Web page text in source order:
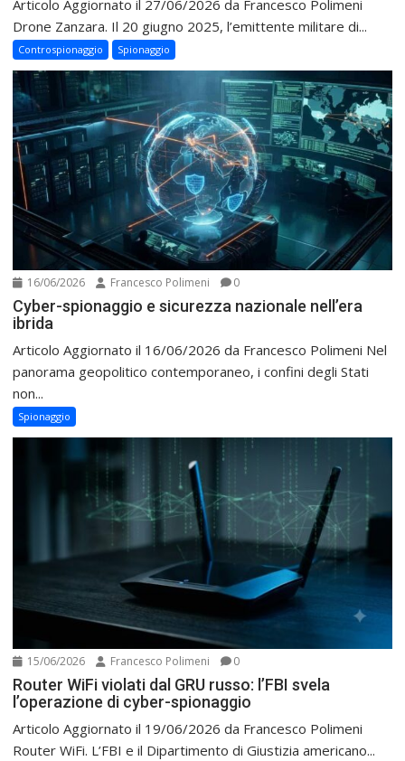
Articolo Aggiornato il 27/06/2026 da Francesco Polimeni
Drone Zanzara. Il 20 giugno 2025, l’emittente militare di...
Controspionaggio Spionaggio
16/06/2026 Francesco Polimeni 0
Cyber-spionaggio e sicurezza nazionale nell’era
ibrida
Articolo Aggiornato il 16/06/2026 da Francesco Polimeni Nel
panorama geopolitico contemporaneo, i confini degli Stati
non...
Spionaggio
15/06/2026 Francesco Polimeni 0
Router WiFi violati dal GRU russo: l’FBI svela
l’operazione di cyber-spionaggio
Articolo Aggiornato il 19/06/2026 da Francesco Polimeni
Router WiFi. L’FBI e il Dipartimento di Giustizia americano...